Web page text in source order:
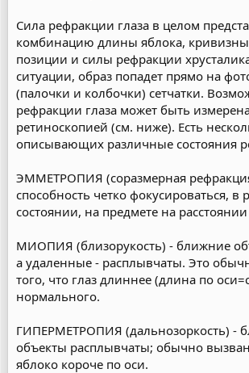
Сила рефракции глаза в целом
комбинацию длины яблока,
позиции и силы рефракции
ситуации, образ попадет прямо на
(палочки и колбочки) сетчатки.
рефракции глаза может быть
ретиноскопией (см. ниже). Есть
описывающих различные состояния
ЭММЕТРОПИЯ (соразмерная
способность четко фокусироваться, в
состоянии, на предмете на
МИОПИЯ (близорукость) - ближние
а удаленные - расплывчаты. Это
того, что глаз длиннее (длина по
нормального.
ГИПЕРМЕТРОПИЯ (дальнозоркость) -
объекты расплывчаты; обычно
яблоко короче по оси.